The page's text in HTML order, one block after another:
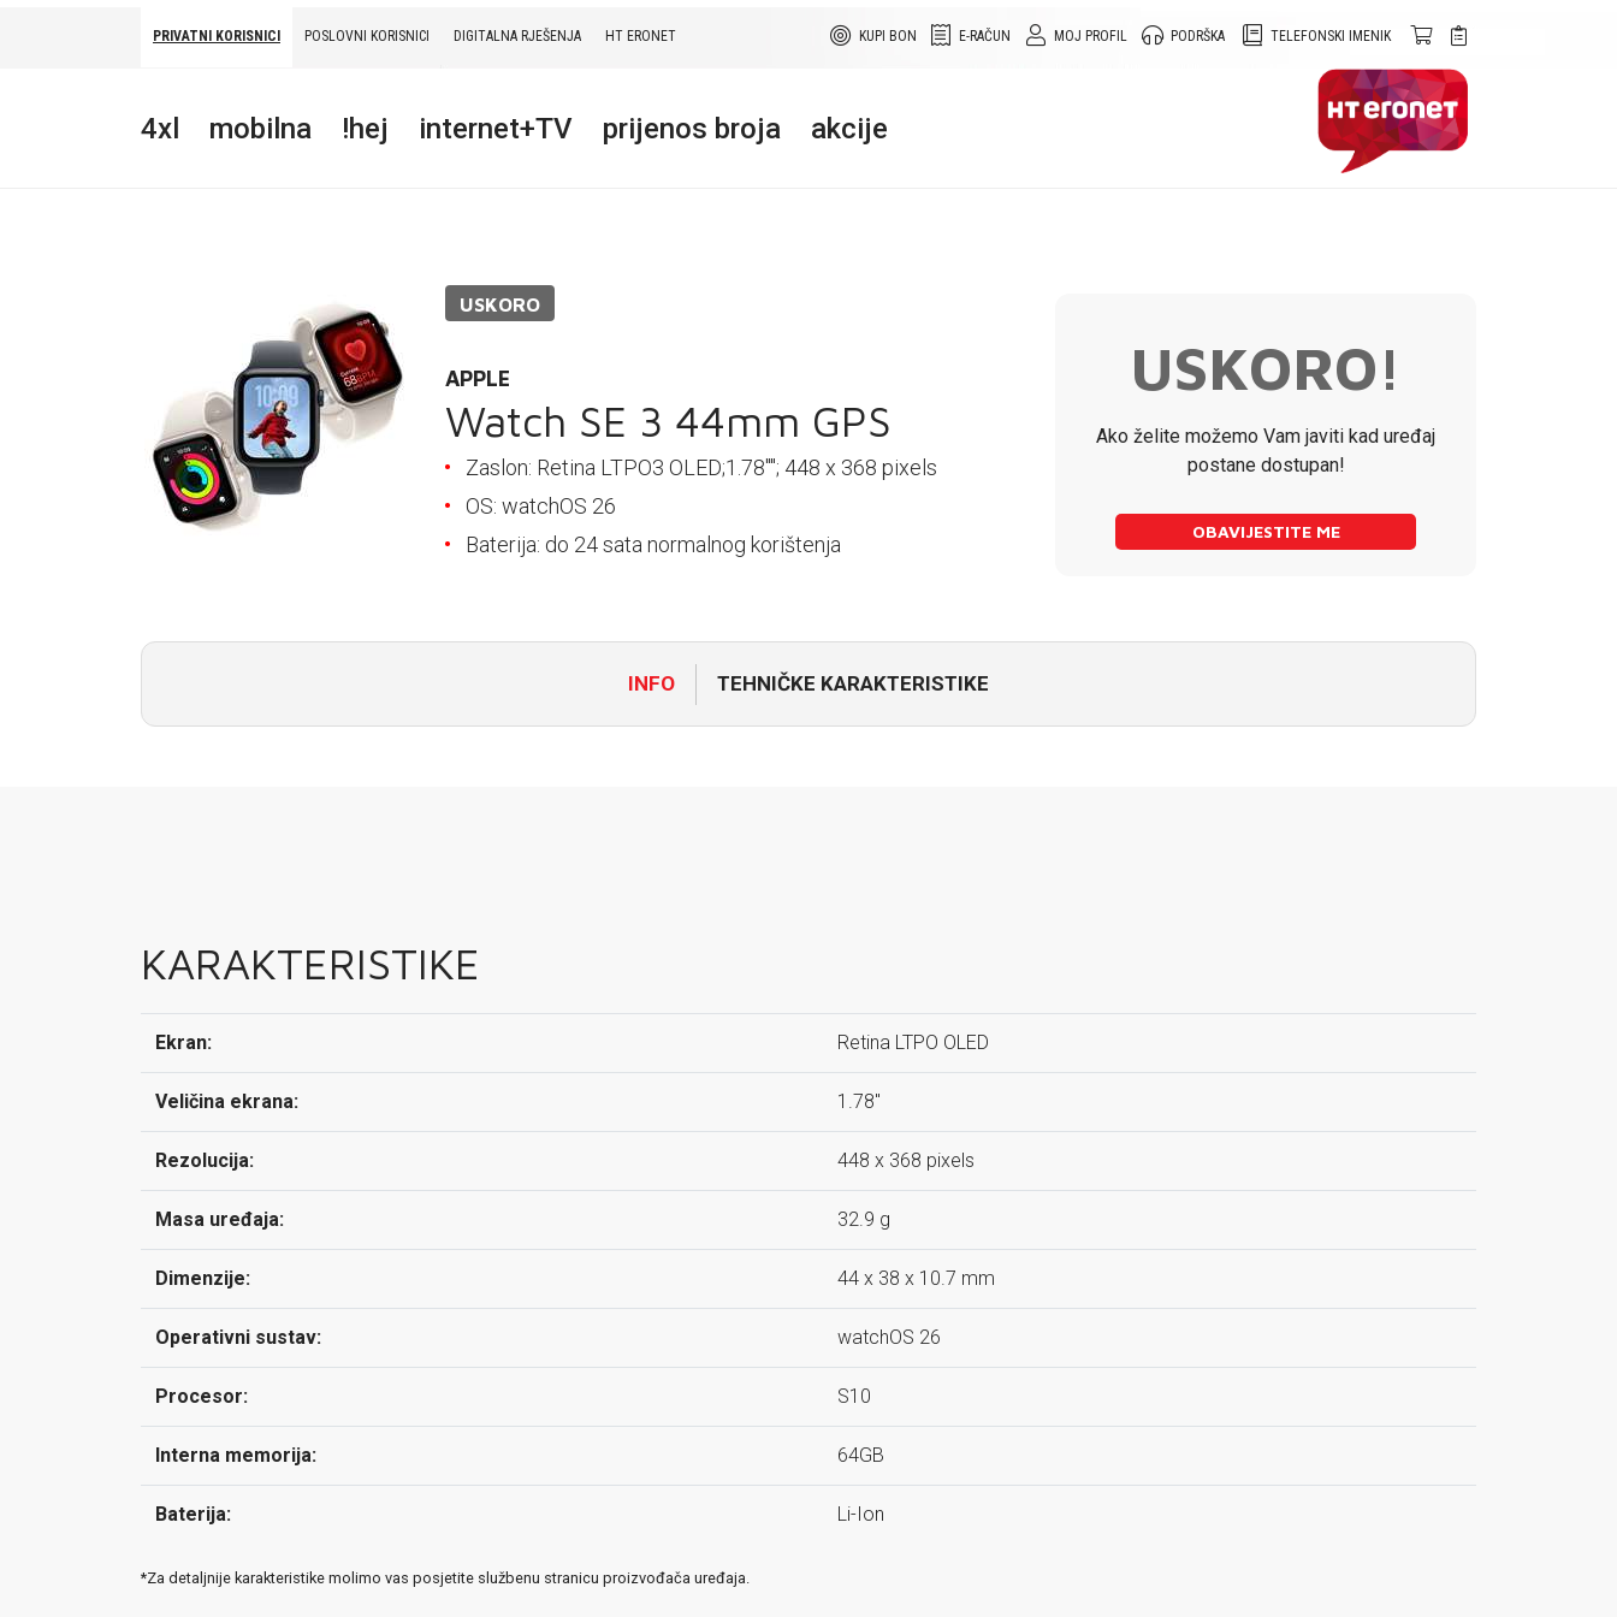
TELEFONSKI IMENIK
PODRŠKA
MOJ PROFIL
E-RAČUN
KUPI BON
PRIVATNI KORISNICI POSLOVNI KORISNICI DIGITALNA RJEŠENJA HT ERONET
4xl mobilna !hej internet+TV prijenos broja akcije
TELEFONSKI IMENIK
USKORO
APPLE
Watch SE 3 44mm GPS
Zaslon: Retina LTPO3 OLED;1.78''''; 448 x 368 pixels
OS: watchOS 26
Baterija: do 24 sata normalnog korištenja
USKORO!
Ako želite možemo Vam javiti kad uređaj
postane dostupan!
OBAVIJESTITE ME
INFO TEHNIČKE KARAKTERISTIKE
KARAKTERISTIKE
Ekran: Retina LTPO OLED
Veličina ekrana: 1.78''
Rezolucija: 448 x 368 pixels
Masa uređaja: 32.9 g
Dimenzije: 44 x 38 x 10.7 mm
Operativni sustav: watchOS 26
Procesor: S10
Interna memorija: 64GB
Baterija: Li-Ion
*Za detaljnije karakteristike molimo vas posjetite službenu stranicu proizvođača uređaja.